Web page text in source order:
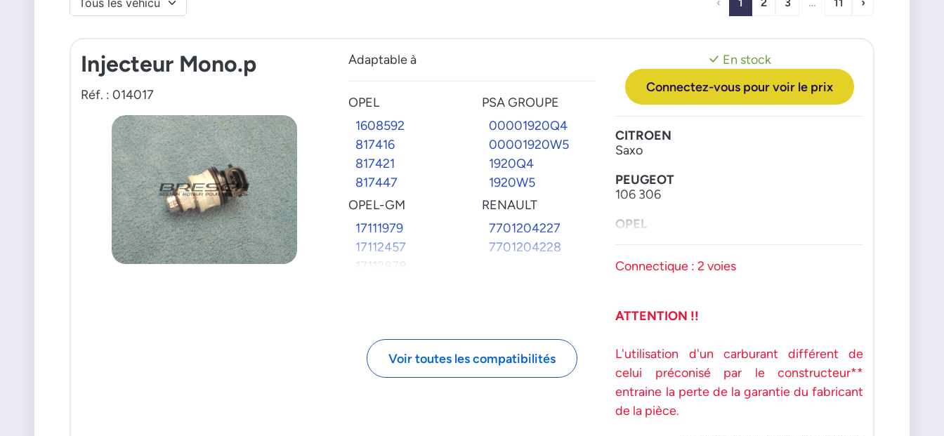
Injecteur Mono.p
Réf. : 014017
Adaptable à
OPEL
1608592
817416
817421
817447
OPEL-GM
17111979
17112457
17112878
PSA GROUPE
00001920Q4
00001920W5
1920Q4
1920W5
RENAULT
7701204227
7701204228
Voir toutes les compatibilités
En stock
Connectez-vous pour voir le prix
CITROEN
Saxo
PEUGEOT
106 306
OPEL
RENAULT
Connectique : 2 voies
ATTENTION !!
L'utilisation d'un carburant différent de
celui préconisé par le constructeur**
entraine la perte de la garantie du fabricant
de la pièce.